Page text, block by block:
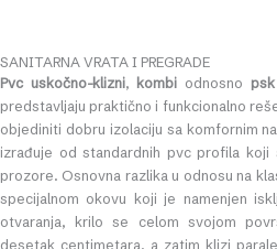
SANITARNA VRATA I PREGRADE
Pvc uskočno-klizni, kombi odnosno psk
predstavljaju praktično i funkcionalno
objediniti dobru izolaciju sa komfornim
izrađuje od standardnih pvc profila
prozore. Osnovna razlika u odnosu na
specijalnom okovu koji je namenjen
otvaranja, krilo se celom svojom
desetak centimetara, a zatim klizi